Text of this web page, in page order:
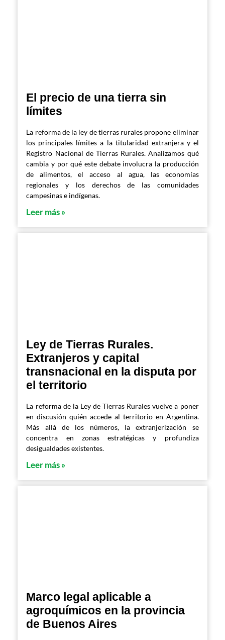
El precio de una tierra sin
límites
La reforma de la ley de tierras rurales propone eliminar
los principales límites a la titularidad extranjera y el
Registro Nacional de Tierras Rurales. Analizamos qué
cambia y por qué este debate involucra la producción
de alimentos, el acceso al agua, las economías
regionales y los derechos de las comunidades
campesinas e indígenas.
Leer más »
Ley de Tierras Rurales.
Extranjeros y capital
transnacional en la disputa por
el territorio
La reforma de la Ley de Tierras Rurales vuelve a poner
en discusión quién accede al territorio en Argentina.
Más allá de los números, la extranjerización se
concentra en zonas estratégicas y profundiza
desigualdades existentes.
Leer más »
Marco legal aplicable a
agroquímicos en la provincia
de Buenos Aires